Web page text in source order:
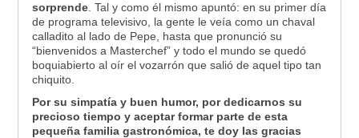
sorprende. Tal y como él mismo apuntó: en su primer día
de programa televisivo, la gente le veía como un chaval
calladito al lado de Pepe, hasta que pronunció su
“bienvenidos a Masterchef” y todo el mundo se quedó
boquiabierto al oír el vozarrón que salió de aquel tipo tan
chiquito.
Por su simpatía y buen humor, por dedicarnos su
precioso tiempo y aceptar formar parte de esta
pequeña familia gastronómica, te doy las gracias